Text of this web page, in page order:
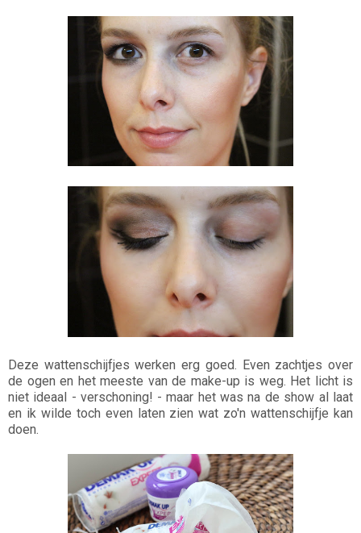
Deze wattenschijfjes werken erg goed. Even zachtjes over
de ogen en het meeste van de make-up is weg. Het licht is
niet ideaal - verschoning! - maar het was na de show al laat
en ik wilde toch even laten zien wat zo'n wattenschijfje kan
doen.